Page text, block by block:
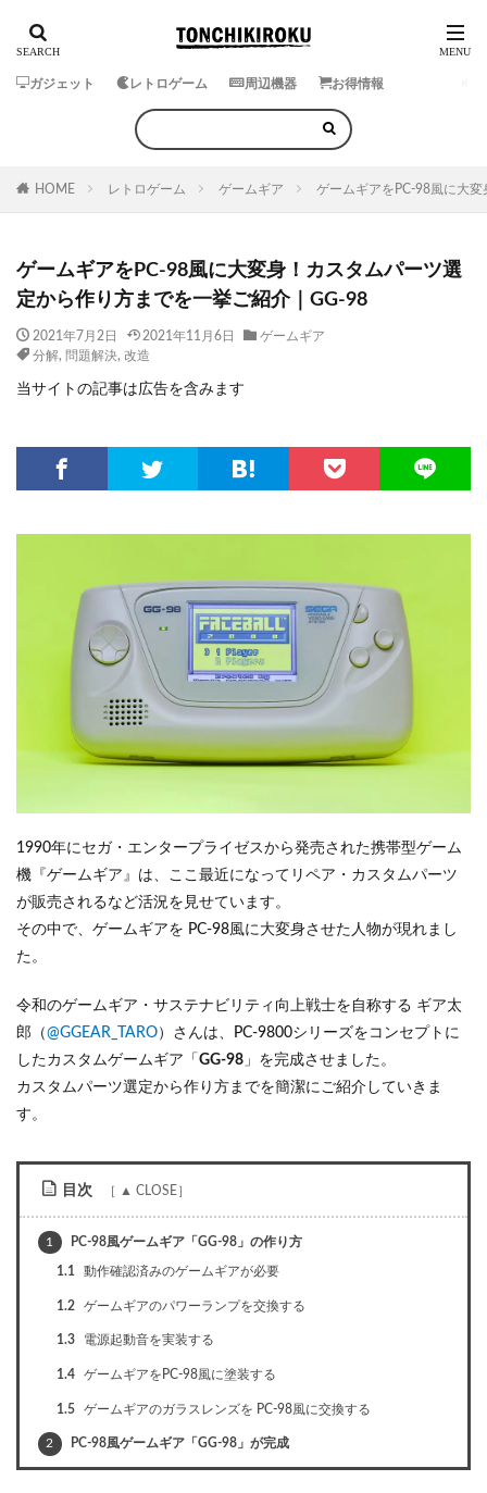
ガジェット レトロゲーム 周辺機器 お得情報
HOME レトロゲーム ゲームギア ゲームギアをPC-98風に大
ゲームギアをPC-98風に大変身！カスタムパーツ選
定から作り方までを一挙ご紹介｜GG-98
2021年7月2日 2021年11月6日
ゲームギア
分解, 問題解決, 改造
当サイトの記事は広告を含みます
1990年にセガ・エンタープライゼスから発売された携帯型ゲーム
機『ゲームギア』は、ここ最近になってリペア・カスタムパーツ
が販売されるなど活況を見せています。
その中で、ゲームギアを PC-98風に大変身させた人物が現れまし
た。
令和のゲームギア・サステナビリティ向上戦士を自称する ギア太
郎（@GGEAR_TARO）さんは、PC-9800シリーズをコンセプトに
したカスタムゲームギア「 GG-98 」を完成させました。
カスタムパーツ選定から作り方までを簡潔にご紹介していきま
す。
目次
1 PC-98風ゲームギア「GG-98」の作り方
1.1 動作確認済みのゲームギアが必要
1.2 ゲームギアのパワーランプを交換する
1.3 電源起動音を実装する
1.4 ゲームギアをPC-98風に塗装する
1.5 ゲームギアのガラスレンズを PC-98風に交換する
2 PC-98風ゲームギア「GG-98」が完成